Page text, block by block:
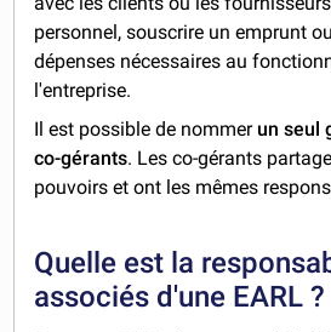
personnel, souscrire un emprunt
dépenses nécessaires au
l'entreprise.
Il est possible de nommer un seul
co-gérants. Les co-gérants
pouvoirs et ont les mêmes
Quelle est la
associés d'une EARL ?